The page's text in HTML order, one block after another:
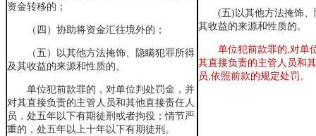
资金转移的；
（四）协助将资金汇往境外的；
（五）以其他方法掩饰、隐瞒犯罪所得
及其收益的来源和性质的。
单位犯前款罪的，对单位判处罚金，并
对其直接负责的主管人员和其他直接责任人
员，处五年以下有期徒刑或者拘役；情节严
重的，处五年以上十年以下有期徒刑。
(五)以其他方法掩饰
其收益的来源和性质的。
单位犯前款罪的,对单
其直接负责的主管人员和
员,依照前款的规定处罚。